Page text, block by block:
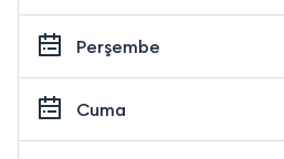
Perşembe
Cuma